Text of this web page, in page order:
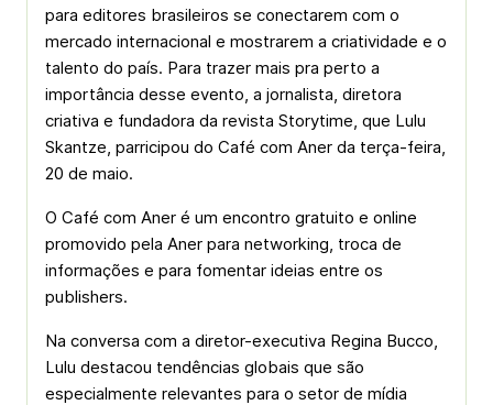
para editores brasileiros se conectarem com o
mercado internacional e mostrarem a criatividade e o
talento do país. Para trazer mais pra perto a
importância desse evento, a jornalista, diretora
criativa e fundadora da revista Storytime, que Lulu
Skantze, parricipou do Café com Aner da terça-feira,
20 de maio.
O Café com Aner é um encontro gratuito e online
promovido pela Aner para networking, troca de
informações e para fomentar ideias entre os
publishers.
Na conversa com a diretor-executiva Regina Bucco,
Lulu destacou tendências globais que são
especialmente relevantes para o setor de mídia